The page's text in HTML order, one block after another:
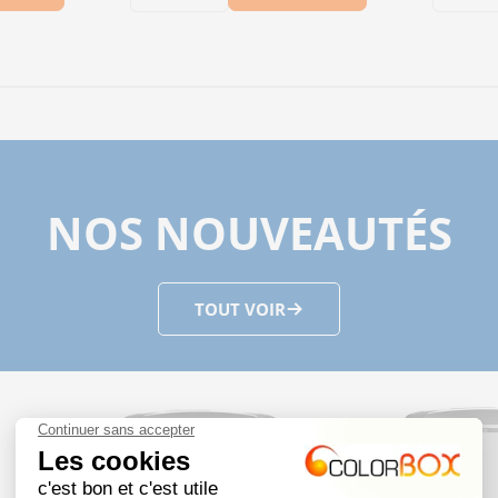
micro filtre avec régulateur et manomètre
Ensemble micro filtre avec régulateur et
pour 27102_OSH - Soufflette 27102 PREVOST
la quantité pour 27102_OSH - Soufflette 27102
Diminuer la quantité pour
Augmenter la quantité pour
NOS NOUVEAUTÉS
TOUT VOIR